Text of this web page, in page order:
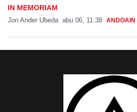
IN MEMORIAM
Jon Ander Ubeda abu 06, 11:38 ANDOAIN